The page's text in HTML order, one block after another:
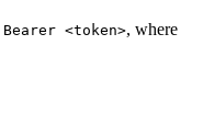
Bearer <token>, where